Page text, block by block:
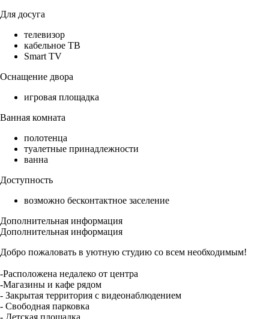
Для досуга
телевизор
кабельное ТВ
Smart TV
Оснащение двора
игровая площадка
Ванная комната
полотенца
туалетные принадлежности
ванна
Доступность
возможно бесконтактное заселение
Дополнительная информация
Дополнительная информация
Добро пожаловать в уютную студию со всем необходимым!
-Расположена недалеко от центра
-Магазины и кафе рядом
- Закрытая территория с видеонаблюдением
- Свободная парковка
- Детская площадка